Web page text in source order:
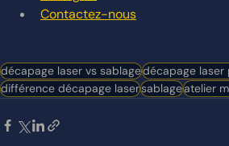
Contactez-nous
décapage laser vs sablagedécapage laser
différence décapage lasersablageatelier